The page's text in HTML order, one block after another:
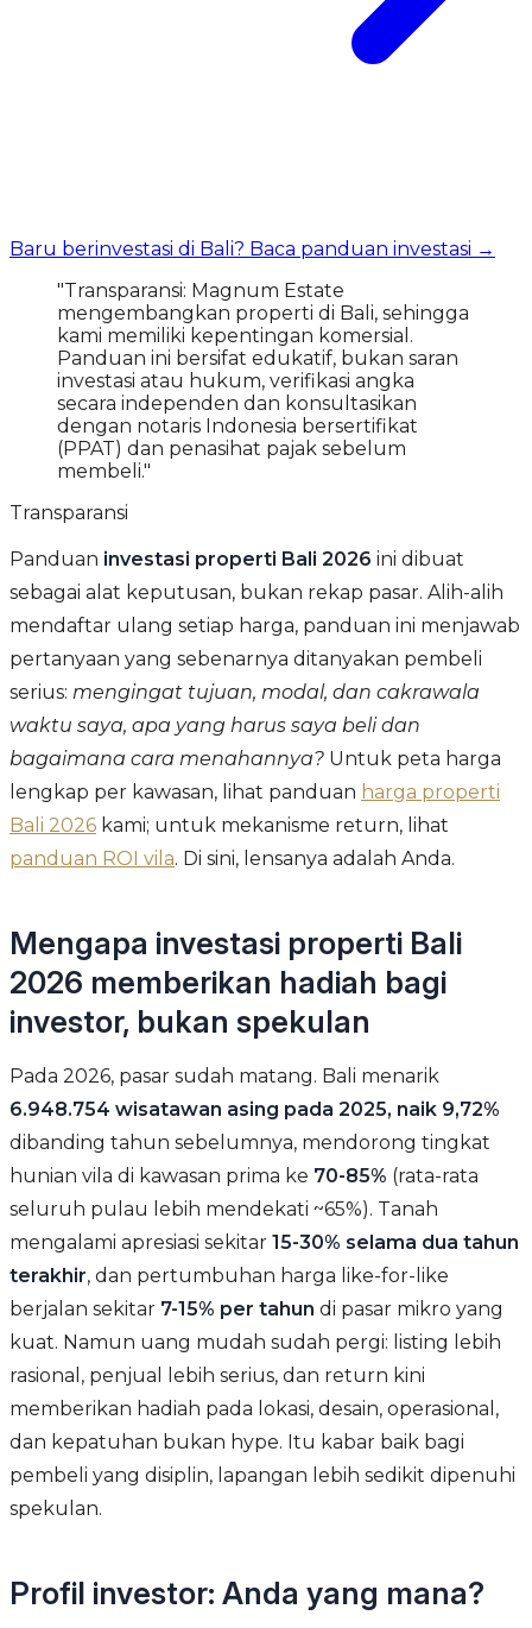
Baru berinvestasi di Bali? Baca panduan investasi →
"Transparansi: Magnum Estate
mengembangkan properti di Bali, sehingga
kami memiliki kepentingan komersial.
Panduan ini bersifat edukatif, bukan saran
investasi atau hukum, verifikasi angka
secara independen dan konsultasikan
dengan notaris Indonesia bersertifikat
(PPAT) dan penasihat pajak sebelum
membeli."
Transparansi
Panduan investasi properti Bali 2026 ini dibuat
sebagai alat keputusan, bukan rekap pasar. Alih-alih
mendaftar ulang setiap harga, panduan ini menjawab
pertanyaan yang sebenarnya ditanyakan pembeli
serius: mengingat tujuan, modal, dan cakrawala
waktu saya, apa yang harus saya beli dan
bagaimana cara menahannya? Untuk peta harga
lengkap per kawasan, lihat panduan harga properti
Bali 2026 kami; untuk mekanisme return, lihat
panduan ROI vila. Di sini, lensanya adalah Anda.
Mengapa investasi properti Bali
2026 memberikan hadiah bagi
investor, bukan spekulan
Pada 2026, pasar sudah matang. Bali menarik
6.948.754 wisatawan asing pada 2025, naik 9,72%
dibanding tahun sebelumnya, mendorong tingkat
hunian vila di kawasan prima ke 70-85% (rata-rata
seluruh pulau lebih mendekati ~65%). Tanah
mengalami apresiasi sekitar 15-30% selama dua tahun
terakhir, dan pertumbuhan harga like-for-like
berjalan sekitar 7-15% per tahun di pasar mikro yang
kuat. Namun uang mudah sudah pergi: listing lebih
rasional, penjual lebih serius, dan return kini
memberikan hadiah pada lokasi, desain, operasional,
dan kepatuhan bukan hype. Itu kabar baik bagi
pembeli yang disiplin, lapangan lebih sedikit dipenuhi
spekulan.
Profil investor: Anda yang mana?